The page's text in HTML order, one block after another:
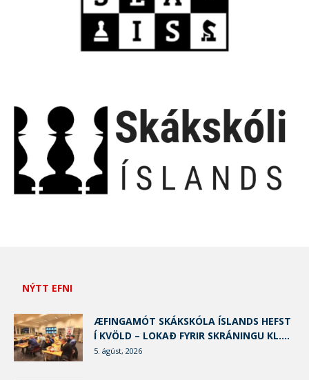
NÝTT EFNI
ÆFINGAMÓT SKÁKSKÓLA ÍSLANDS HEFST
Í KVÖLD – LOKAÐ FYRIR SKRÁNINGU KL....
5. ágúst, 2026